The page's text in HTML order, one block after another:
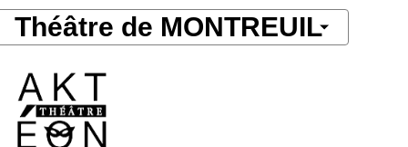
Aller au contenu principal
Théâtre de MONTREUIL